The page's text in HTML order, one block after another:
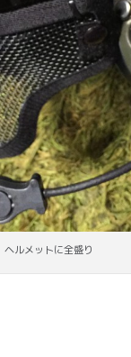
ヘルメットに全盛り